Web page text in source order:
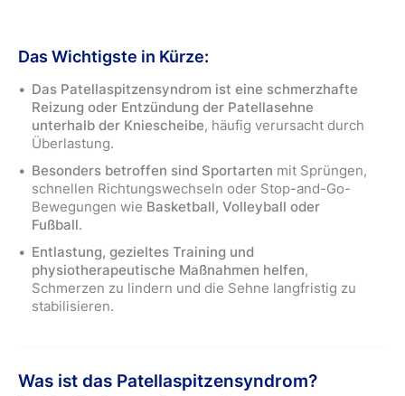
Das Wichtigste in Kürze:
Das Patellaspitzensyndrom ist eine schmerzhafte
Reizung oder Entzündung der Patellasehne
unterhalb der Kniescheibe, häufig verursacht durch
Überlastung.
Besonders betroffen sind Sportarten mit Sprüngen,
schnellen Richtungswechseln oder Stop-and-Go-
Bewegungen wie Basketball, Volleyball oder
Fußball.
Entlastung, gezieltes Training und
physiotherapeutische Maßnahmen helfen,
Schmerzen zu lindern und die Sehne langfristig zu
stabilisieren.
Was ist das Patellaspitzensyndrom?